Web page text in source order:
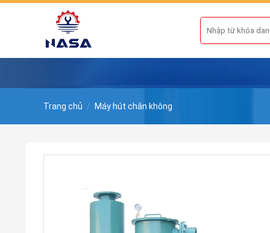
Skip
Tìm
kiếm:
Trang chủ / Máy hút chân không